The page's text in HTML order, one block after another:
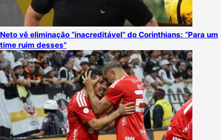
Neto vê eliminação “inacreditável” do Corinthians: “Para um
time ruim desses”